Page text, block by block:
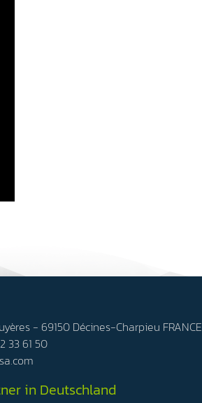
- 69150 Décines-Charpieu FRANCE
33 61 50
in Deutschland